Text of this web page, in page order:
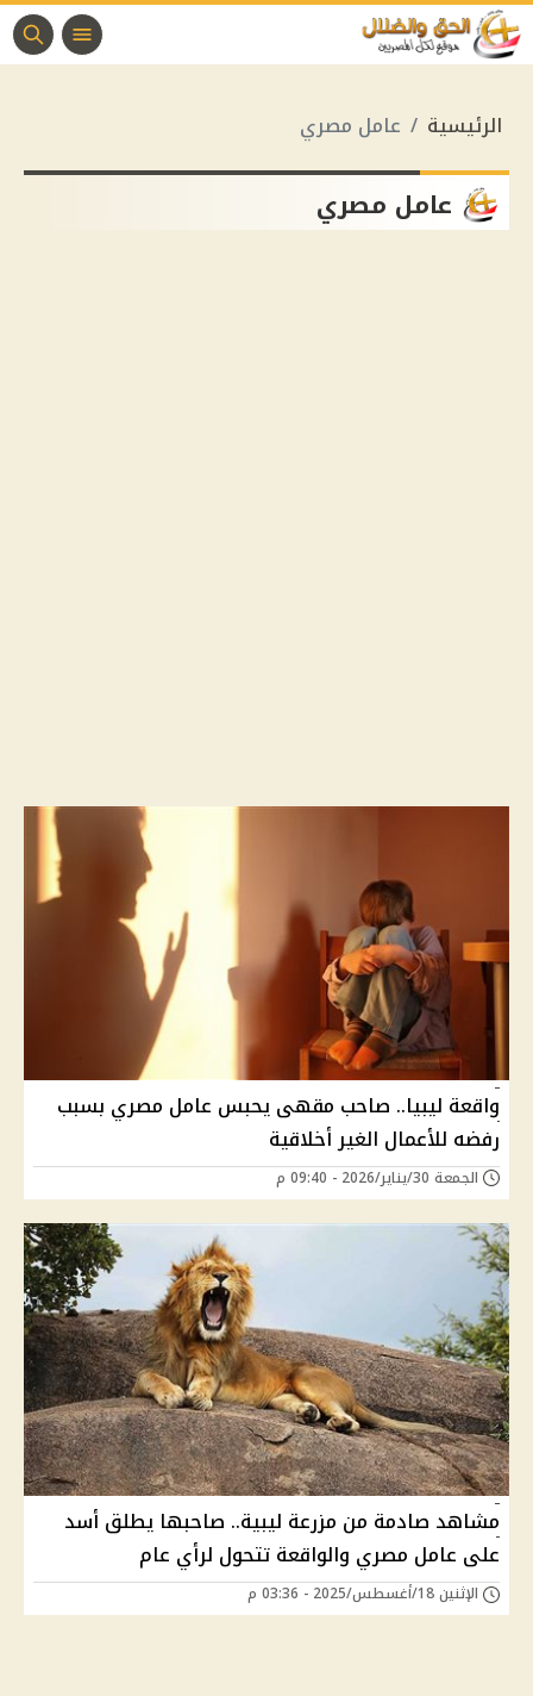
الرئيسية عامل مصري
عامل مصري
واقعة ليبيا.. صاحب مقهى يحبس عامل مصري بسبب
رفضه للأعمال الغير أخلاقية
الجمعة 30/يناير/2026 - 09:40 م
مشاهد صادمة من مزرعة ليبية.. صاحبها يطلق أسد
على عامل مصري والواقعة تتحول لرأي عام
الإثنين 18/أغسطس/2025 - 03:36 م